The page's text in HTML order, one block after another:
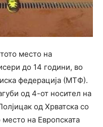
место на
до 14 години, во
федерација (МТФ).
од 4-от носител на
од Хрватска со
на Европската